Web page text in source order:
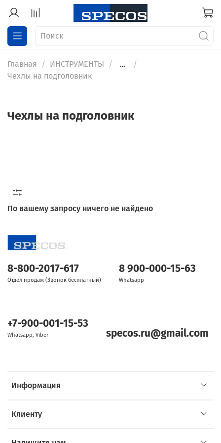
Главная ИНСТРУМЕНТЫ
...
Чехлы на подголовник
Чехлы на подголовник
По вашему запросу ничего не найдено
Информация
Клиенту
8-800-2017-617
Отдел продаж (Звонок бесплатный)
8 900-000-15-63
Whatsapp
+7-900-001-15-53
Whatsapp, Viber specos.ru@gmail.com